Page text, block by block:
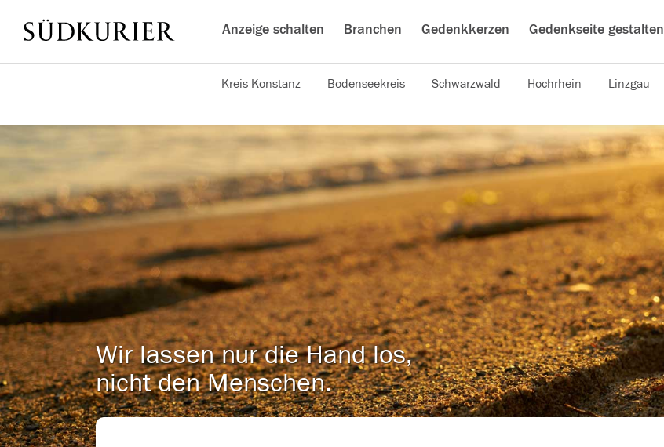
Anzeige schalten Branchen Gedenkkerzen Gedenkseite gestalten
Kreis Konstanz Bodenseekreis Schwarzwald Hochrhein Linzgau
Wir lassen nur die Hand los,
nicht den Menschen.